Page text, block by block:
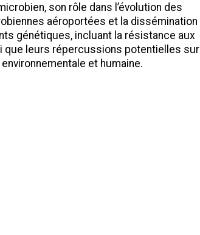
son rôle dans l’évolution des
aéroportées et la dissémination
génétiques, incluant la résistance aux
que leurs répercussions potentielles sur
environnementale et humaine.